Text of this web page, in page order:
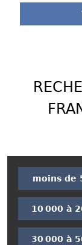
moins de
10 000 à
30 000 à